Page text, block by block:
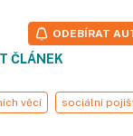
ČLÁNEK
ODEBÍRAT
věcí sociální